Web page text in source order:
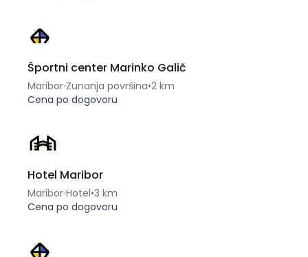
Športni center Marinko Galič
Maribor Zunanja površina•2 km
Cena po dogovoru
Hotel Maribor
Maribor Hotel•3 km
Cena po dogovoru